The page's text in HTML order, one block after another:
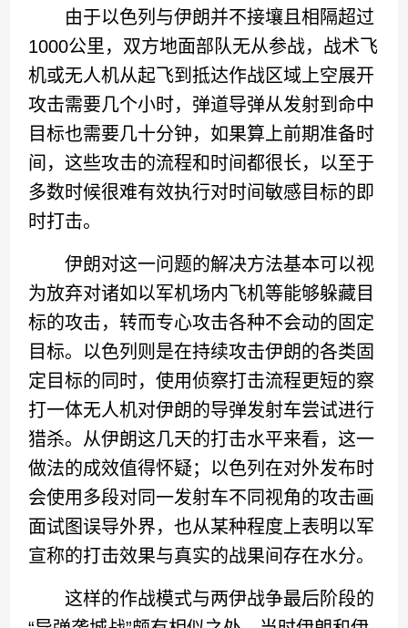
由于以色列与伊朗并不接壤且相隔超过
1000公里，双方地面部队无从参战，战术飞
机或无人机从起飞到抵达作战区域上空展开
攻击需要几个小时，弹道导弹从发射到命中
目标也需要几十分钟，如果算上前期准备时
间，这些攻击的流程和时间都很长，以至于
多数时候很难有效执行对时间敏感目标的即
时打击。
伊朗对这一问题的解决方法基本可以视
为放弃对诸如以军机场内飞机等能够躲藏目
标的攻击，转而专心攻击各种不会动的固定
目标。以色列则是在持续攻击伊朗的各类固
定目标的同时，使用侦察打击流程更短的察
打一体无人机对伊朗的导弹发射车尝试进行
猎杀。从伊朗这几天的打击水平来看，这一
做法的成效值得怀疑；以色列在对外发布时
会使用多段对同一发射车不同视角的攻击画
面试图误导外界，也从某种程度上表明以军
宣称的打击效果与真实的战果间存在水分。
这样的作战模式与两伊战争最后阶段的